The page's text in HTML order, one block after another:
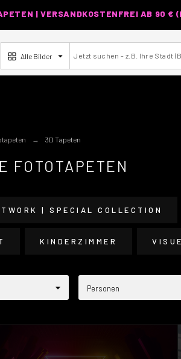
| VERSANDKOSTENFREI AB 90 €
Alle Bilder
3D Tapeten
FOTOTAPETEN
| SPECIAL COLLECTION
KINDERZIMMER
Personen